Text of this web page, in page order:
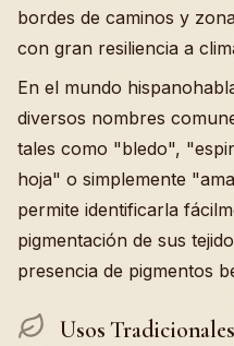
bordes de caminos y
con gran resiliencia a
En el mundo
diversos nombres
tales como "bledo",
hoja" o simplemente
permite identificarla
pigmentación de sus
presencia de pigmentos
Usos Tradicionales